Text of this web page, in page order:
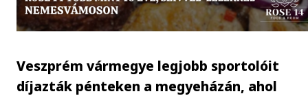
Veszprém vármegye legjobb sportolóit
díjazták pénteken a megyeházán, ahol